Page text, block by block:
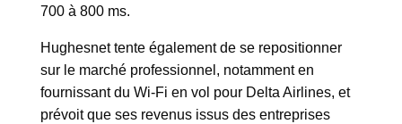
700 à 800 ms.
Hughesnet tente également de se repositionner
sur le marché professionnel, notamment en
fournissant du Wi-Fi en vol pour Delta Airlines, et
prévoit que ses revenus issus des entreprises